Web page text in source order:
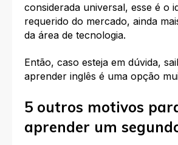
considerada universal, esse é o
requerido do mercado, ainda
da área de tecnologia.
Então, caso esteja em dúvida,
aprender inglês é uma opção
5 outros motivos
aprender um